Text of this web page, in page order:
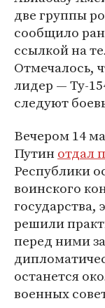
две группы
сообщило
ссылкой на
Отмечалось,
лидер — Ту-
следуют
Вечером 14
Путинотдал
Республики
воинского
государства,
решили
перед ними
останется
военных